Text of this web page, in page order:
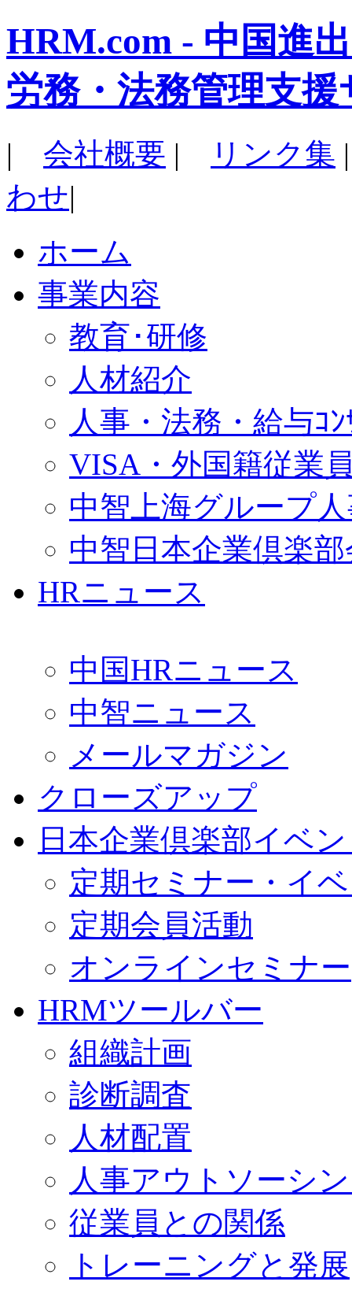
HRM.com - 中国進
労務・法務管理支援
| 会社概要 | リンク集
わせ|
ホーム
事業内容
教育･研修
人材紹介
人事・法務・給与ｺﾝ
VISA・外国籍従業
中智上海グループ
中智日本企業倶楽
HRニュース
中国HRニュース
中智ニュース
メールマガジン
クローズアップ
日本企業倶楽部イベ
定期セミナー・イ
定期会員活動
オンラインセミナー
HRMツールバー
組織計画
診断調査
人材配置
人事アウトソーシ
従業員との関係
トレーニングと発展